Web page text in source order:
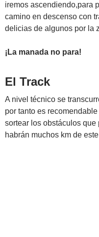
iremos ascendiendo,para
camino en descenso con
delicias de algunos por la
¡La manada no para!
El Track
A nivel técnico se
por tanto es
sortear los obstáculos que
habrán muchos km de